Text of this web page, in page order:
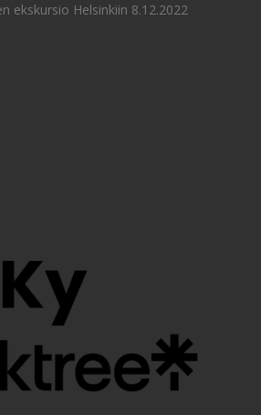
ekskursio Helsinkiin 8.12.2022